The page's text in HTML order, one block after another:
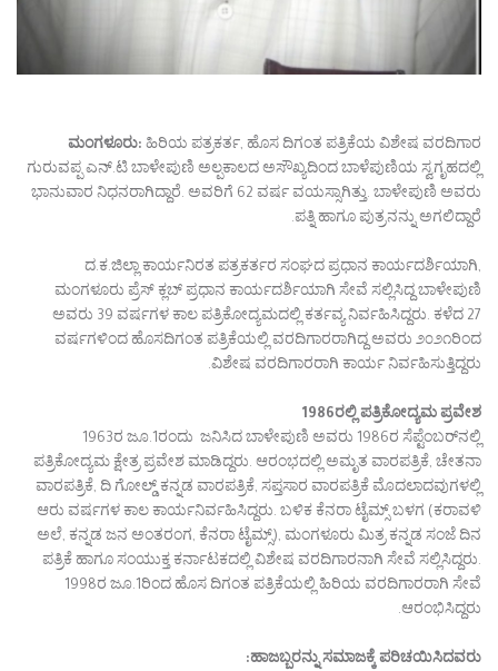
ಮಂಗಳೂರು: ಹಿರಿಯ ಪತ್ರಕರ್ತ, ಹೊಸ ದಿಗಂತ ಪತ್ರಿಕೆಯ ವಿಶೇಷ ವರದಿಗಾರ
ಗುರುವಪ್ಪ ಎನ್.ಟಿ ಬಾಳೇಪುಣಿ ಅಲ್ಪಕಾಲದ ಅಸೌಖ್ಯದಿಂದ ಬಾಳೆಪುಣಿಯ ಸ್ವಗೃಹದಲ್ಲಿ
ಭಾನುವಾರ ನಿಧನರಾಗಿದ್ದಾರೆ. ಅವರಿಗೆ 62 ವರ್ಷ ವಯಸ್ಸಾಗಿತ್ತು. ಬಾಳೇಪುಣಿ ಅವರು
ಪತ್ನಿ ಹಾಗೂ ಪುತ್ರನನ್ನು ಅಗಲಿದ್ದಾರೆ.
ದ.ಕ.ಜಿಲ್ಲಾ ಕಾರ್ಯನಿರತ ಪತ್ರಕರ್ತರ ಸಂಘದ ಪ್ರಧಾನ ಕಾರ್ಯದರ್ಶಿಯಾಗಿ,
ಮಂಗಳೂರು ಪ್ರೆಸ್ ಕ್ಲಬ್ ಪ್ರಧಾನ ಕಾರ್ಯದರ್ಶಿಯಾಗಿ ಸೇವೆ ಸಲ್ಲಿಸಿದ್ದ ಬಾಳೇಪುಣಿ
ಅವರು 39 ವರ್ಷಗಳ ಕಾಲ ಪತ್ರಿಕೋದ್ಯಮದಲ್ಲಿ ಕರ್ತವ್ಯ ನಿರ್ವಹಿಸಿದ್ದರು. ಕಳೆದ 27
ವರ್ಷಗಳಿಂದ ಹೊಸದಿಗಂತ ಪತ್ರಿಕೆಯಲ್ಲಿ ವರದಿಗಾರರಾಗಿದ್ದ ಅವರು ೨೦೨೧ರಿಂದ
ವಿಶೇಷ ವರದಿಗಾರರಾಗಿ ಕಾರ್ಯ ನಿರ್ವಹಿಸುತ್ತಿದ್ದರು.
1986ರಲ್ಲಿ ಪತ್ರಿಕೋದ್ಯಮ ಪ್ರವೇಶ
1963ರ ಜೂ.1ರಂದು ಜನಿಸಿದ ಬಾಳೇಪುಣಿ ಅವರು 1986ರ ಸೆಪ್ಟೆಂಬರ್‌ನಲ್ಲಿ
ಪತ್ರಿಕೋದ್ಯಮ ಕ್ಷೇತ್ರ ಪ್ರವೇಶ ಮಾಡಿದ್ದರು. ಆರಂಭದಲ್ಲಿ ಅಮೃತ ವಾರಪತ್ರಿಕೆ, ಚೇತನಾ
ವಾರಪತ್ರಿಕೆ, ದಿ ಗೋಲ್ಡ್ ಕನ್ನಡ ವಾರಪತ್ರಿಕೆ, ಸಪ್ತಸಾರ ವಾರಪತ್ರಿಕೆ ಮೊದಲಾದವುಗಳಲ್ಲಿ
ಆರು ವರ್ಷಗಳ ಕಾಲ ಕಾರ್ಯನಿರ್ವಹಿಸಿದ್ದರು. ಬಳಿಕ ಕೆನರಾ ಟೈಮ್ಸ್ ಬಳಗ (ಕರಾವಳಿ
ಅಲೆ, ಕನ್ನಡ ಜನ ಅಂತರಂಗ, ಕೆನರಾ ಟೈಮ್ಸ್), ಮಂಗಳೂರು ಮಿತ್ರ ಕನ್ನಡ ಸಂಜೆ ದಿನ
ಪತ್ರಿಕೆ ಹಾಗೂ ಸಂಯುಕ್ತ ಕರ್ನಾಟಕದಲ್ಲಿ ವಿಶೇಷ ವರದಿಗಾರನಾಗಿ ಸೇವೆ ಸಲ್ಲಿಸಿದ್ದರು.
1998ರ ಜೂ.1ರಿಂದ ಹೊಸ ದಿಗಂತ ಪತ್ರಿಕೆಯಲ್ಲಿ ಹಿರಿಯ ವರದಿಗಾರರಾಗಿ ಸೇವೆ
ಆರಂಭಿಸಿದ್ದರು.
ಹಾಜಬ್ಬರನ್ನು ಸಮಾಜಕ್ಕೆ ಪರಿಚಯಿಸಿದವರು: